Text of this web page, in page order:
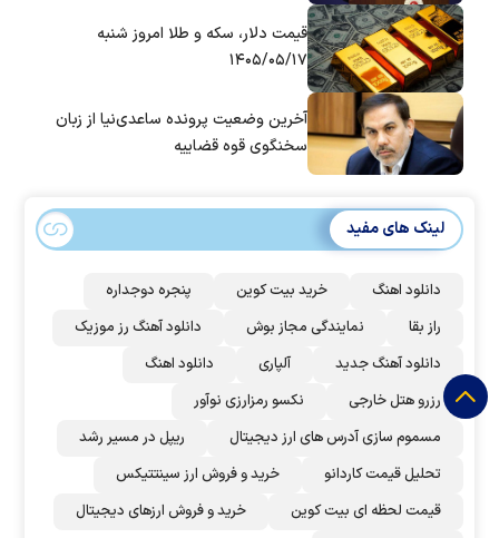
قیمت دلار، سکه و طلا امروز شنبه
۱۴۰۵/۰۵/۱۷
آخرین وضعیت پرونده ساعدی‌نیا از زبان
سخنگوی قوه قضاییه
لینک های مفید
دانلود اهنگ خرید بیت کوین
پنجره دوجداره
راز بقا
نمایندگی مجاز بوش
دانلود آهنگ رز‌ موزیک
دانلود آهنگ جدید
آلپاری
دانلود اهنگ
رزرو هتل خارجی
نکسو رمزارزی نوآور
مسموم سازی آدرس های ارز دیجیتال
ریپل در مسیر رشد
تحلیل قیمت کاردانو
خرید و فروش ارز سینتتیکس
قیمت لحظه ای بیت کوین
خرید و فروش ارزهای دیجیتال